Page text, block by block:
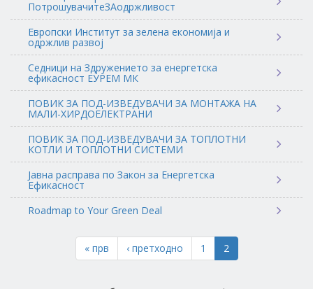
ПотрошувачитеЗАодржливост
Европски Институт за зелена економија и
одржлив развој
Седници на Здружението за енергетска
ефикасност ЕУРЕМ МК
ПОВИК ЗА ПОД-ИЗВЕДУВАЧИ ЗА МОНТАЖА НА
МАЛИ-ХИРДОЕЛЕКТРАНИ
ПОВИК ЗА ПОД-ИЗВЕДУВАЧИ ЗА ТОПЛОТНИ
КОТЛИ И ТОПЛОТНИ СИСТЕМИ
Јавна расправа по Закон за Енергетска
Ефикасност
Roadmap to Your Green Deal
« прв ‹ претходно 1 2